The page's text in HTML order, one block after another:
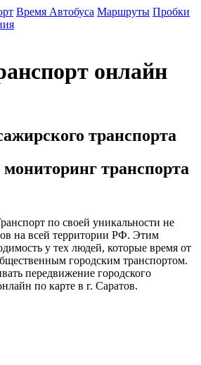
Время Автобуса Маршруты Пробки
онлайн
транспорта
транспорта
по своей уникальности не
на всей территории РФ. Этим
у тех людей, которые время от
городским транспортом.
передвижение городского
по карте в г. Саратов.